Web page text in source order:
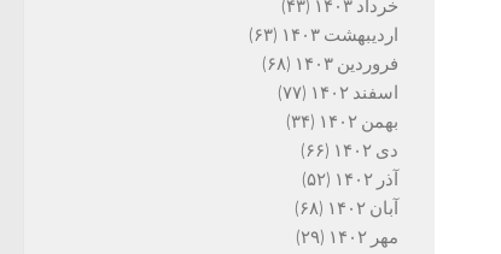
خرداد ۱۴۰۳
(۴۳)
اردیبهشت ۱۴۰۳
(۶۳)
فروردین ۱۴۰۳
(۶۸)
اسفند ۱۴۰۲
(۷۷)
بهمن ۱۴۰۲
(۳۴)
دی ۱۴۰۲
(۶۶)
آذر ۱۴۰۲
(۵۲)
آبان ۱۴۰۲
(۶۸)
مهر ۱۴۰۲
(۲۹)